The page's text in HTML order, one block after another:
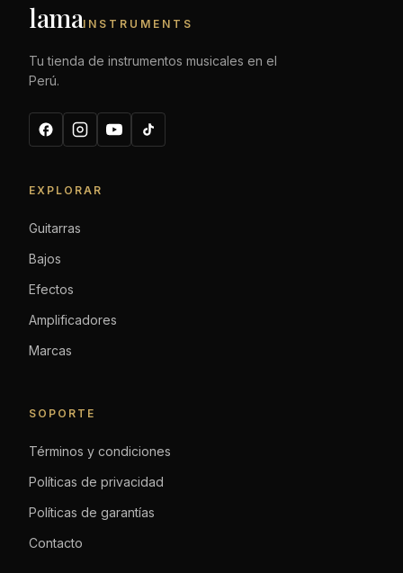
lamaINSTRUMENTS
Tu tienda de instrumentos musicales en el
Perú.
EXPLORAR
Guitarras
Bajos
Efectos
Amplificadores
Marcas
SOPORTE
Términos y condiciones
Políticas de privacidad
Políticas de garantías
Contacto